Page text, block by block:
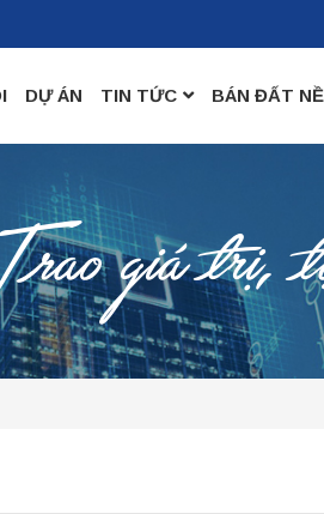
DỰ ÁN TIN TỨC BÁN ĐẤT
giá trị,